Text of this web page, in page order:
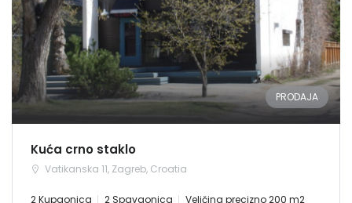
PRODAJA
Kuća crno staklo
Vatikanska 11, Zagreb, Croatia
2 Kupaonica 2 Spavaonica Veličina precizno 200 m2